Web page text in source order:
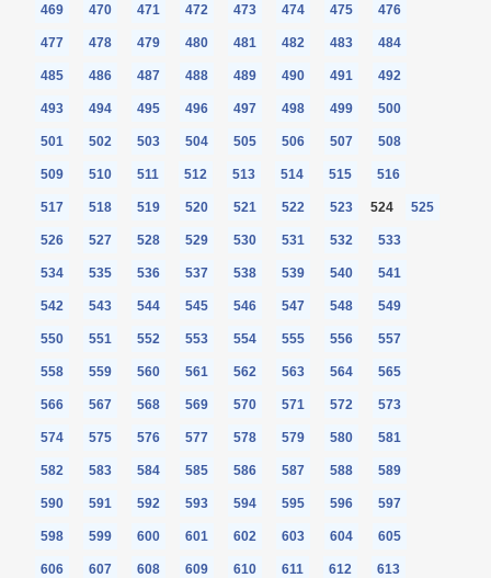
469 470 471 472 473 474 475 476
477 478 479 480 481 482 483 484
485 486 487 488 489 490 491 492
493 494 495 496 497 498 499 500
501 502 503 504 505 506 507 508
509 510 511 512 513 514 515 516
517 518 519 520 521 522 523 524 525
526 527 528 529 530 531 532 533
534 535 536 537 538 539 540 541
542 543 544 545 546 547 548 549
550 551 552 553 554 555 556 557
558 559 560 561 562 563 564 565
566 567 568 569 570 571 572 573
574 575 576 577 578 579 580 581
582 583 584 585 586 587 588 589
590 591 592 593 594 595 596 597
598 599 600 601 602 603 604 605
606 607 608 609 610 611 612 613